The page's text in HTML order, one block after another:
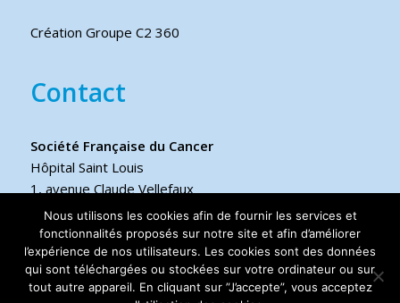
Création Groupe C2 360
Contact
Société Française du Cancer
Hôpital Saint Louis
1, avenue Claude Vellefaux
75475 Paris cedex 10 FRANCE
Téléphone
+33 6 17 44 70 76
Nous utilisons les cookies afin de fournir les services et
fonctionnalités proposés sur notre site et afin d’améliorer
l’expérience de nos utilisateurs. Les cookies sont des données
qui sont téléchargées ou stockées sur votre ordinateur ou sur
tout autre appareil. En cliquant sur ”J’accepte”, vous acceptez